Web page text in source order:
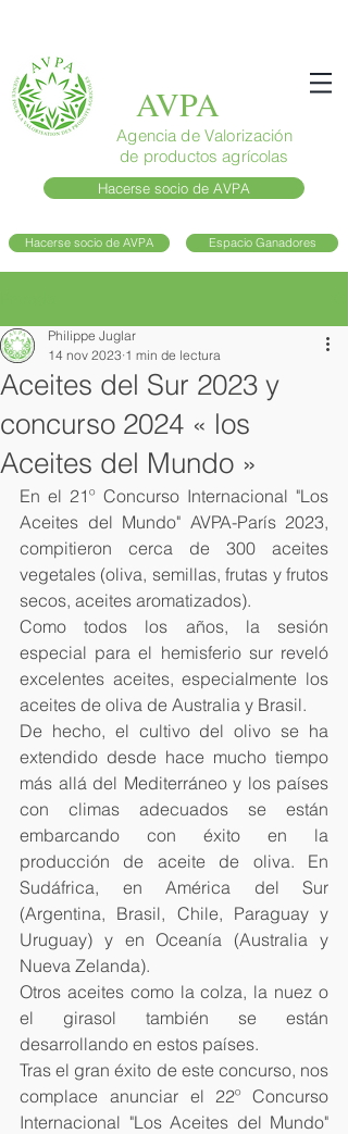
AVPA
Agencia de Valorización
de productos agrícolas
Hacerse socio de AVPA
Hacerse socio de AVPA Espacio Ganadores
Aceites del Sur 2023 y
concurso 2024 « los
Aceites del Mundo »
Philippe Juglar
14 nov 2023 1 min de lectura
En el 21º Concurso Internacional "Los
Aceites del Mundo" AVPA-París 2023,
compitieron cerca de 300 aceites
vegetales (oliva, semillas, frutas y frutos
secos, aceites aromatizados).
Como todos los años, la sesión
especial para el hemisferio sur reveló
excelentes aceites, especialmente los
aceites de oliva de Australia y Brasil.
De hecho, el cultivo del olivo se ha
extendido desde hace mucho tiempo
más allá del Mediterráneo y los países
con climas adecuados se están
embarcando con éxito en la
producción de aceite de oliva. En
Sudáfrica, en América del Sur
(Argentina, Brasil, Chile, Paraguay y
Uruguay) y en Oceanía (Australia y
Nueva Zelanda).
Otros aceites como la colza, la nuez o
el girasol también se están
desarrollando en estos países.
Tras el gran éxito de este concurso, nos
complace anunciar el 22º Concurso
Internacional "Los Aceites del Mundo"